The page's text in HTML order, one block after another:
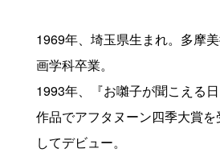
1969年、埼玉県生まれ。多摩
画学科卒業。
1993年、『お囃子が聞こえる
作品でアフタヌーン四季大賞を
してデビュー。